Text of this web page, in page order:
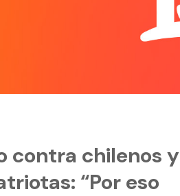
contra chilenos y
“Por eso